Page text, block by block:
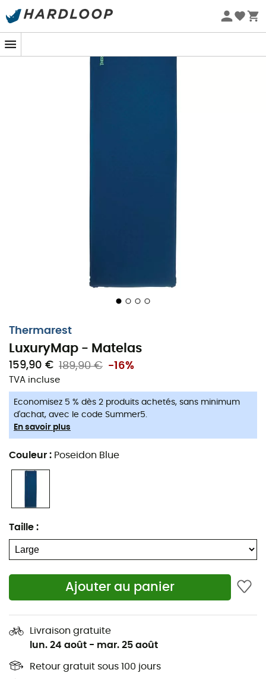
Promos d'été 🔥 -5 % EXTRA dès 2 produits* code Summer5
-5% Extra - Code Summer5
Thermarest
LuxuryMap - Matelas
159,90 € 189,90 € -16%
TVA incluse
Economisez 5 % dès 2 produits achetés, sans minimum
d'achat, avec le code Summer5.
En savoir plus
Couleur : Poseidon Blue
Taille :
Ajouter au panier
Livraison gratuite
lun. 24 août - mar. 25 août
Retour gratuit sous 100 jours
d'utilisation, ce matelas
a été muni du
système de valveTwinLocktrès simple d'utilisation et
permettant un gonflage 3x plus rapide ainsi qu'un
dégonflage 5x plus efficace.
Autogonflant : l’âme en mousse compressible se
gonfle sans assistance - il suffit de quelques
insufflations supplémentaires pour obtenir le degré
de fermeté souhaité
Valves TwinLock™ : avec deux valves anti-retour,
le système de valves TwinLock permet de monter
et de lever le camp en un rien de temps
Livré avec sac de rangement
R-Value : 6
LuxuryMap - Regular
Longueur : 183 cm
Épaisseur : 7,6 cm
Dimensions replié : 53 x 24 cm
Poids : 1 480 g
LuxuryMap - Large
Largeur : 64 cm
Épaisseur : 7,6 cm
Dimensions replié : 66 x 24 cm
Poids : 1 900 g
LuxuryMap - XL
Longueur : 196 cm